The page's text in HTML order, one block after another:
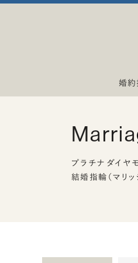
婚約
プラチナ ダイヤ
結婚指輪（マリッ